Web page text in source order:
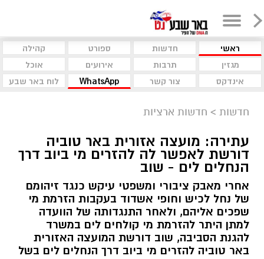
ראשי חדשות ספורט
קהילה
מגזין
תרבות אירועים
אוכל
אינדקס
צור קשר WhatsApp לוח באר שבע
חדשות > חדשות ארציות
עתירה: מועצה אזורית באר טוביה
דורשת לאפשר לה להזרים מי ביוב דרך
הנחלים לים - שוב
אחרי מאבק ציבורי ומשפטי עיקש כנגד זיהומם
של נחל לכיש וחופי אשדוד בעקבות הזרמת מי
שפכים אליהם, ולאחר התנגדותה של הוועדה
למתן היתר להזרמת מי קולחים לים במשרד
להגנת הסביבה, שוב דורשת המועצה האזורית
באר טוביה להזרים מי ביוב דרך הנחלים לים בשל